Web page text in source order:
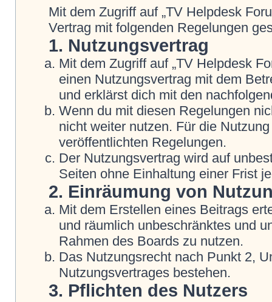
Mit dem Zugriff auf „TV Helpdesk
Vertrag mit folgenden Regelungen
1. Nutzungsvertrag
Mit dem Zugriff auf „TV Helpdesk
einen Nutzungsvertrag mit dem
und erklärst dich mit den
Wenn du mit diesen Regelungen
nicht weiter nutzen. Für die
veröffentlichten Regelungen.
Der Nutzungsvertrag wird auf
Seiten ohne Einhaltung einer Frist
2. Einräumung von
Mit dem Erstellen eines Beitrags
und räumlich unbeschränktes und
Rahmen des Boards zu nutzen.
Das Nutzungsrecht nach Punkt 2,
Nutzungsvertrages bestehen.
3. Pflichten des Nutzers